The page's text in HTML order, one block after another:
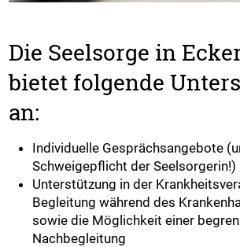
Die Seelsorge in
bietet folgende
an:
Individuelle Gesprächsangebote
Schweigepflicht der Seelsorgerin!)
Unterstützung in der
Begleitung während des
sowie die Möglichkeit einer
Nachbegleitung